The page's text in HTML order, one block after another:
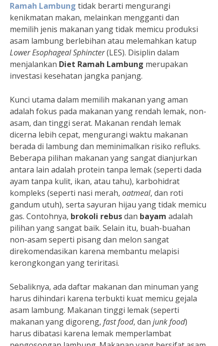
Ramah Lambung tidak berarti mengurangi
kenikmatan makan, melainkan mengganti dan
memilih jenis makanan yang tidak memicu produksi
asam lambung berlebihan atau melemahkan katup
Lower Esophageal Sphincter(LES). Disiplin dalam
menjalankan Diet Ramah Lambung merupakan
investasi kesehatan jangka panjang.
Kunci utama dalam memilih makanan yang aman
adalah fokus pada makanan yang rendah lemak, non-
asam, dan tinggi serat. Makanan rendah lemak
dicerna lebih cepat, mengurangi waktu makanan
berada di lambung dan meminimalkan risiko refluks.
Beberapa pilihan makanan yang sangat dianjurkan
antara lain adalah protein tanpa lemak (seperti dada
ayam tanpa kulit, ikan, atau tahu), karbohidrat
kompleks (seperti nasi merah, oatmeal, dan roti
gandum utuh), serta sayuran hijau yang tidak memicu
gas. Contohnya, brokoli rebusdan bayam adalah
pilihan yang sangat baik. Selain itu, buah-buahan
non-asam seperti pisang dan melon sangat
direkomendasikan karena membantu melapisi
kerongkongan yang teriritasi.
Sebaliknya, ada daftar makanan dan minuman yang
harus dihindari karena terbukti kuat memicu gejala
asam lambung. Makanan tinggi lemak (seperti
makanan yang digoreng, fast food, dan junk food)
harus dibatasi karena lemak memperlambat